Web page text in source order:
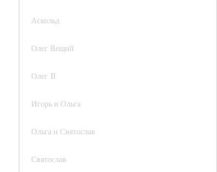
Аскольд
Олег Вещий
Олег II
Игорь и Ольга
Ольга и Святослав
Святослав